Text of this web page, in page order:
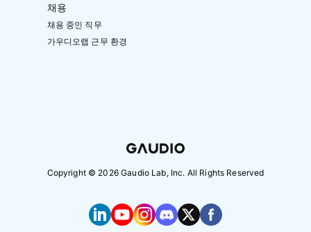
채용
채용 중인 직무
가우디오랩 근무 환경
Copyright © 2026Gaudio Lab, Inc. All Rights Reserved